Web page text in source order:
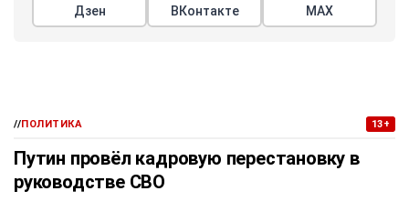
Дзен ВКонтакте МАХ
//ПОЛИТИКА 13+
Путин провёл кадровую перестановку в
руководстве СВО